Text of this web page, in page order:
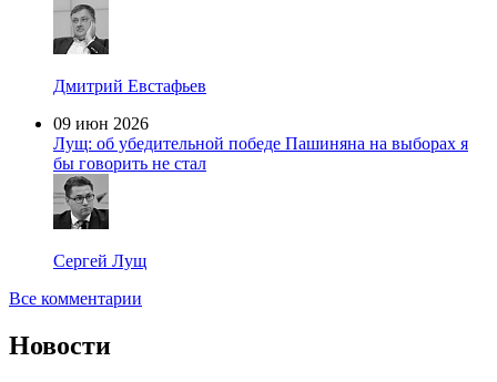
Дмитрий Евстафьев
09 июн 2026
Лущ: об убедительной победе Пашиняна на выборах я
бы говорить не стал
Сергей Лущ
Все комментарии
Новости